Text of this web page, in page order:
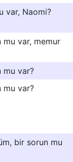
var, Naomi?
mu var, memur
mu var?
mu var?
bir sorun mu